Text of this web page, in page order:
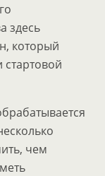
здесь
который
чем